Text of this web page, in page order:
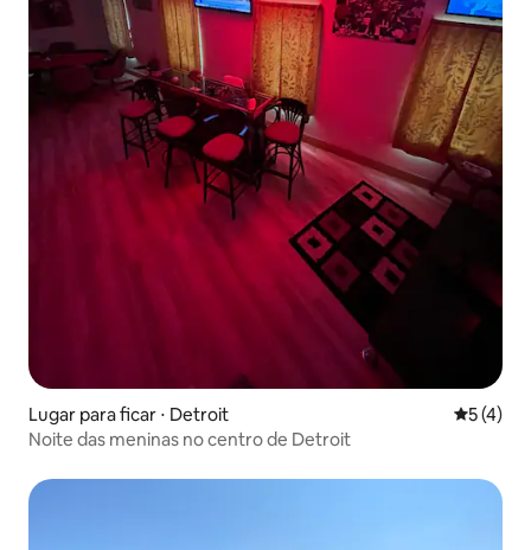
Lugar para ficar ⋅ Detroit 5 de
5 (4)
Noite das meninas no centro de Detroit